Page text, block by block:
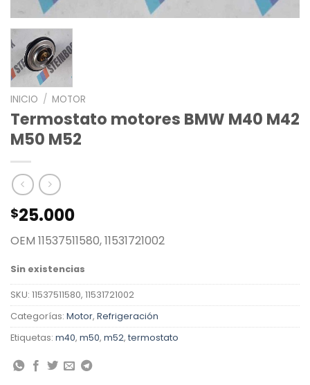
INICIO / MOTOR
Termostato motores BMW M40 M42
M50 M52
$25.000
OEM 11537511580, 11531721002
Sin existencias
SKU: 11537511580, 11531721002
Categorías: Motor, Refrigeración
Etiquetas: m40, m50, m52, termostato